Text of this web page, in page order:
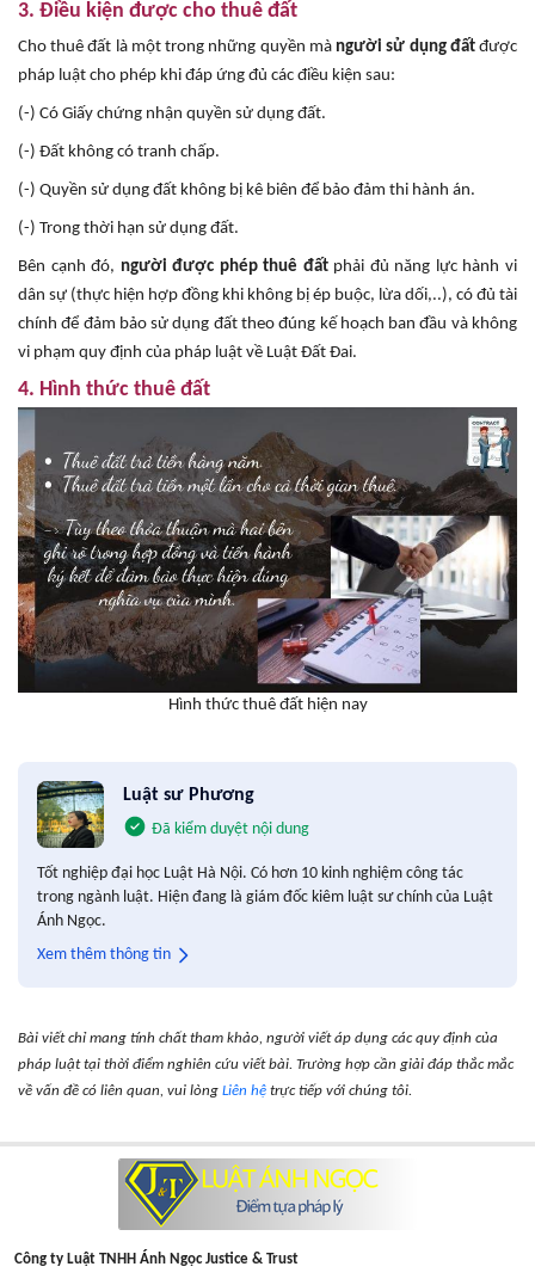
3. Điều kiện được cho thuê đất
Cho thuê đất là một trong những quyền mà người sử dụng đấtđược
pháp luật cho phép khi đáp ứng đủ các điều kiện sau:
(-) Có Giấy chứng nhận quyền sử dụng đất.
(-) Đất không có tranh chấp.
(-) Quyền sử dụng đất không bị kê biên để bảo đảm thi hành án.
(-) Trong thời hạn sử dụng đất.
Bên cạnh đó, người được phép thuê đấtphải đủ năng lực hành vi
dân sự (thực hiện hợp đồng khi không bị ép buộc, lừa dối,..), có đủ tài
chính để đảm bảo sử dụng đất theo đúng kế hoạch ban đầu và không
vi phạm quy định của pháp luật về Luật Đất Đai.
4. Hình thức thuê đất
Hình thức thuê đất hiện nay
Luật sư Phương
Đã kiểm duyệt nội dung
Tốt nghiệp đại học Luật Hà Nội. Có hơn 10 kinh nghiệm công tác
trong ngành luật. Hiện đang là giám đốc kiêm luật sư chính của Luật
Ánh Ngọc.
Xem thêm thông tin
Bài viết chỉ mang tính chất tham khảo, người viết áp dụng các quy định của
pháp luật tại thời điểm nghiên cứu viết bài. Trường hợp cần giải đáp thắc mắc
về vấn đề có liên quan, vui lòng Liên hệ trực tiếp với chúng tôi.
Công ty Luật TNHH Ánh Ngọc Justice & Trust